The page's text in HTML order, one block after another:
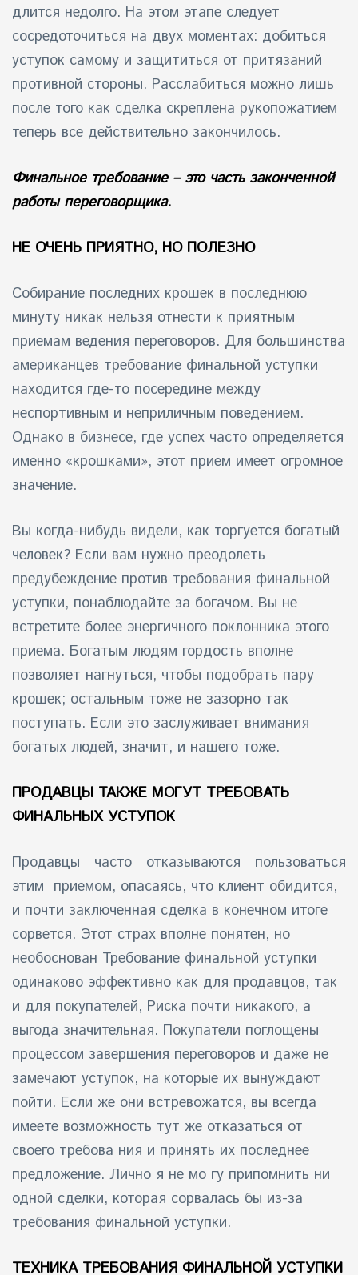
длится недолго. На этом этапе следует
сосредоточиться на двух моментах: добиться
уступок самому и защититься от притязаний
противной стороны. Расслабиться можно лишь
после того как сделка скреплена рукопожатием
теперь все действительно закончилось.
Финальное требование – это часть законченной
работы переговорщика.
НЕ ОЧЕНЬ ПРИЯТНО, НО ПОЛЕЗНО
Собирание последних крошек в последнюю
минуту никак нельзя отнести к приятным
приемам ведения переговоров. Для большинства
американцев требование финальной уступки
находится где-то посередине между
неспортивным и неприличным поведением.
Однако в бизнесе, где успех часто определяется
именно «крошками», этот прием имеет огромное
значение.
Вы когда-нибудь видели, как торгуется богатый
человек? Если вам нужно преодолеть
предубеждение против требования финальной
уступки, понаблюдайте за богачом. Вы не
встретите более энергичного поклонника этого
приема. Богатым людям гордость вполне
позволяет нагнуться, чтобы подобрать пару
крошек; остальным тоже не зазорно так
поступать. Если это заслуживает внимания
богатых людей, значит, и нашего тоже.
ПРОДАВЦЫ ТАКЖЕ МОГУТ ТРЕБОВАТЬ
ФИНАЛЬНЫХ УСТУПОК
Продавцы часто отказываются пользоваться
этим приемом, опасаясь, что клиент обидится,
и почти заключенная сделка в конечном итоге
сорвется. Этот страх вполне понятен, но
необоснован Требование финальной уступки
одинаково эффективно как для продавцов, так
и для покупателей, Риска почти никакого, а
выгода значительная. Покупатели поглощены
процессом завершения переговоров и даже не
замечают уступок, на которые их вынуждают
пойти. Если же они встревожатся, вы всегда
имеете возможность тут же отказаться от
своего требова ния и принять их последнее
предложение. Лично я не мо гу припомнить ни
одной сделки, которая сорвалась бы из-за
требования финальной уступки.
ТЕХНИКА ТРЕБОВАНИЯ ФИНАЛЬНОЙ УСТУПКИ